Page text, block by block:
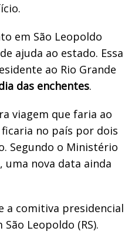
em São Leopoldo
ajuda ao estado. Essa
ao Rio Grande
das enchentes.
viagem que faria ao
ficaria no país por dois
Segundo o Ministério
uma nova data ainda
a comitiva presidencial
Leopoldo (RS).